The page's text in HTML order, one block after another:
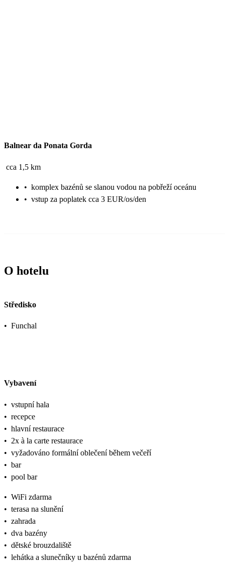
Balnear da Ponata Gorda
cca 1,5 km
• komplex bazénů se slanou vodou na pobřeží oceánu
• vstup za poplatek cca 3 EUR/os/den
O hotelu
Středisko
• Funchal
Vybavení
• vstupní hala
• recepce
• hlavní restaurace
• 2x à la carte restaurace
• vyžadováno formální oblečení během večeří
• bar
• pool bar
• WiFi zdarma
• terasa na slunění
• zahrada
• dva bazény
• dětské brouzdaliště
• lehátka a slunečníky u bazénů zdarma